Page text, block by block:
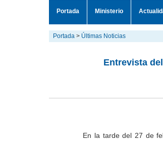
Portada Ministerio
Portada > Últimas Noticias
Entrevista
En la tarde del 27 de